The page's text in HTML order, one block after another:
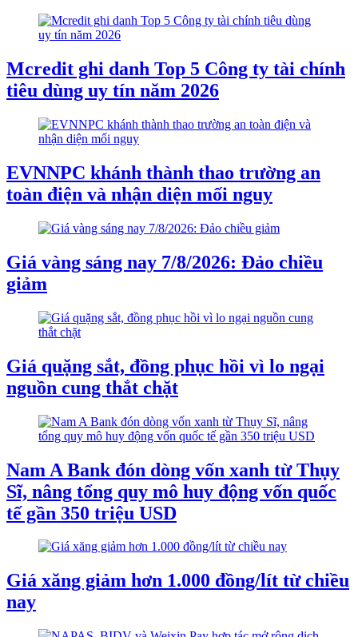
Mcredit ghi danh Top 5 Công ty tài chính
tiêu dùng uy tín năm 2026
EVNNPC khánh thành thao trường an
toàn điện và nhận diện mối nguy
Giá vàng sáng nay 7/8/2026: Đảo chiều
giảm
Giá quặng sắt, đồng phục hồi vì lo ngại
nguồn cung thắt chặt
Nam A Bank đón dòng vốn xanh từ Thụy
Sĩ, nâng tổng quy mô huy động vốn quốc
tế gần 350 triệu USD
Giá xăng giảm hơn 1.000 đồng/lít từ chiều
nay